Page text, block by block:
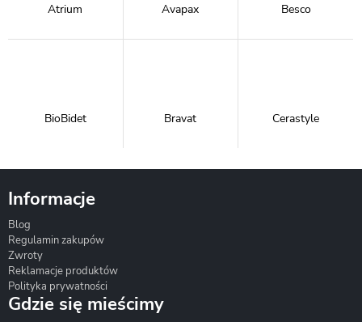
Atrium Avapax Besco
BioBidet Bravat Cerastyle
Informacje
Blog
Regulamin zakupów
Zwroty
Reklamacje produktów
Polityka prywatności
Gdzie się mieścimy